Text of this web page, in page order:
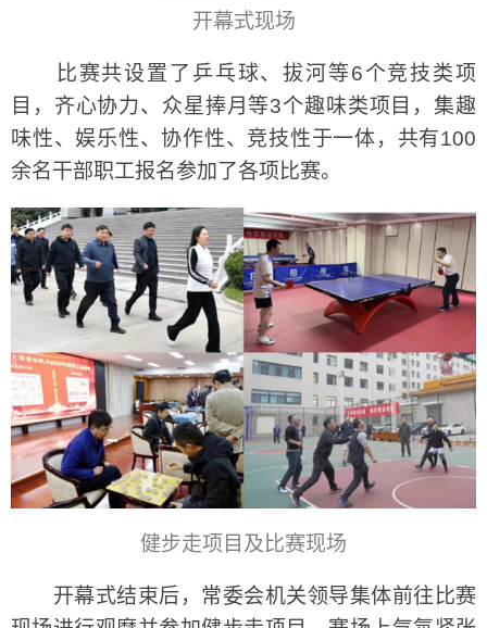
开幕式现场
比赛共设置了乒乓球、拔河等6个竞技类项
目，齐心协力、众星捧月等3个趣味类项目，集趣
味性、娱乐性、协作性、竞技性于一体，共有100
余名干部职工报名参加了各项比赛。
健步走项目及比赛现场
开幕式结束后，常委会机关领导集体前往比赛